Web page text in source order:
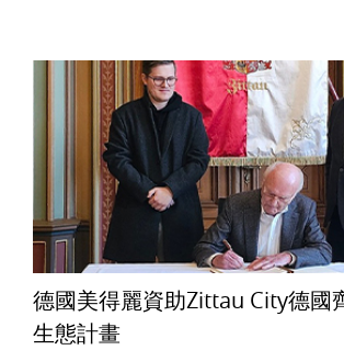
德國美得麗資助Zittau City德國
生態計畫